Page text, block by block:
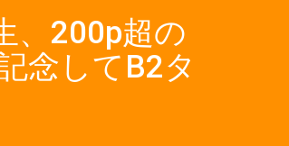
、200p超の
念してB2タ